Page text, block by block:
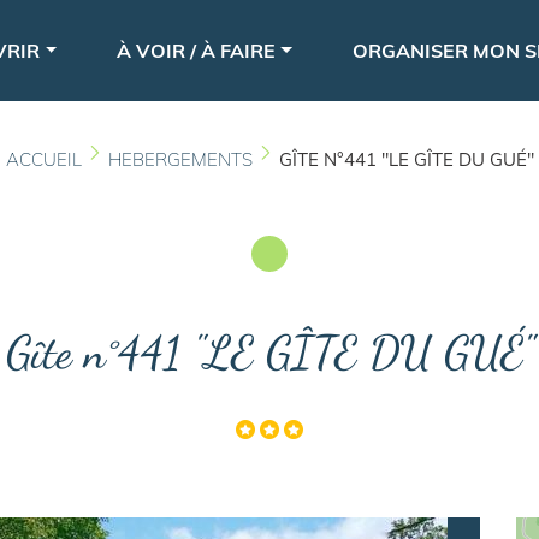
au
principal
À VOIR / À FAIRE ORGANISER MON
ACCUEIL HEBERGEMENTS GÎTE N°441 "LE GÎTE DU GUÉ"
Gîte n°441 "LE GÎTE DU GUÉ"